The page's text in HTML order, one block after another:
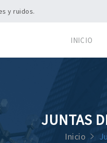
y ruidos.
INICIO
JUNTAS
Inicio